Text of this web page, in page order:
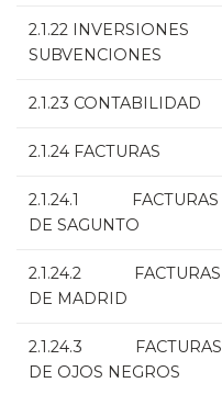
2.1.22 INVERSIONES
SUBVENCIONES
2.1.23 CONTABILIDAD
2.1.24 FACTURAS
2.1.24.1 FACTURAS
DE SAGUNTO
2.1.24.2 FACTURAS
DE MADRID
2.1.24.3 FACTURAS
DE OJOS NEGROS